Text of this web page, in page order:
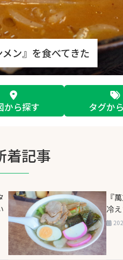
ン』を食べてきた
から探す タグか
着記事
『
冷